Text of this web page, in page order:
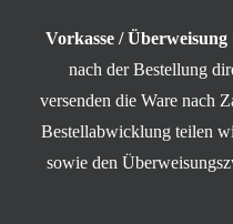
Vorkasse / Überweisung
nach der Bestellung
versenden die Ware nach
Bestellabwicklung teilen
sowie den